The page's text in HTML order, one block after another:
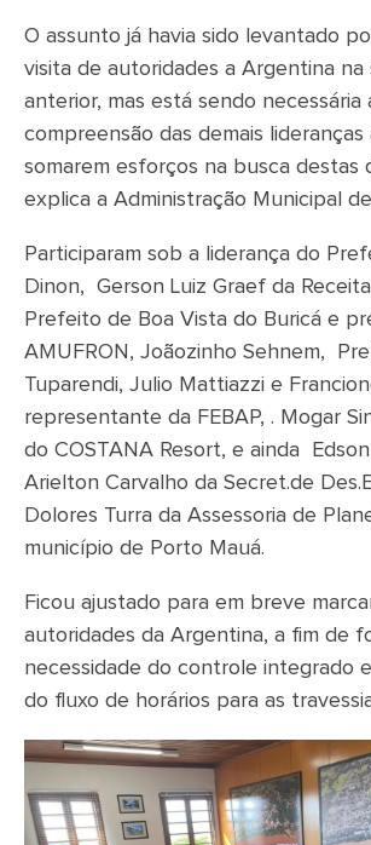
O assunto já havia sido levantado
visita de autoridades a Argentina na
anterior, mas está sendo necessária
compreensão das demais lideranças
somarem esforços na busca destas
explica a Administração Municipal
Participaram sob a liderança do
Dinon, Gerson Luiz Graef da
Prefeito de Boa Vista do Buricá e
AMUFRON, Joãozinho Sehnem,
Tuparendi, Julio Mattiazzi e
representante da FEBAP, . Mogar
do COSTANA Resort, e ainda
Arielton Carvalho da Secret.de
Dolores Turra da Assessoria de
município de Porto Mauá.
Ficou ajustado para em breve
autoridades da Argentina, a fim de
necessidade do controle integrado
do fluxo de horários para as